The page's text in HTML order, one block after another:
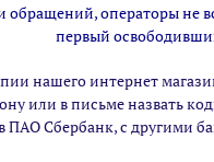
операторы не
первый
нашего интернет
или в письме назвать
ПАО Сбербанк, с